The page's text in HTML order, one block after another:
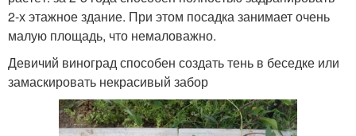
2-х этажное здание. При этом посадка занимает очень
малую площадь, что немаловажно.
Девичий виноград способен создать тень в беседке или
замаскировать некрасивый забор